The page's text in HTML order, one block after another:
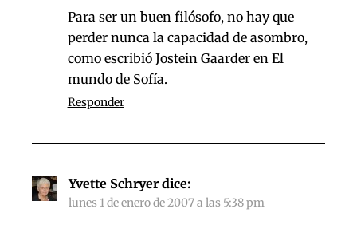
Para ser un buen filósofo, no hay que
perder nunca la capacidad de asombro,
como escribió Jostein Gaarder en El
mundo de Sofía.
Responder
Yvette Schryer dice:
lunes 1 de enero de 2007 a las 5:38 pm